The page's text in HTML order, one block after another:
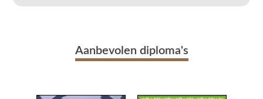
Aanbevolen diploma's